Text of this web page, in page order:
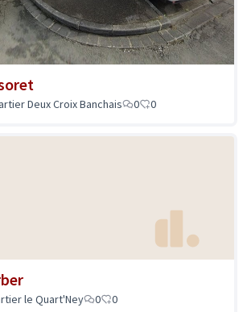
Deux Croix Banchais 0 0
le Quart'Ney 0 0